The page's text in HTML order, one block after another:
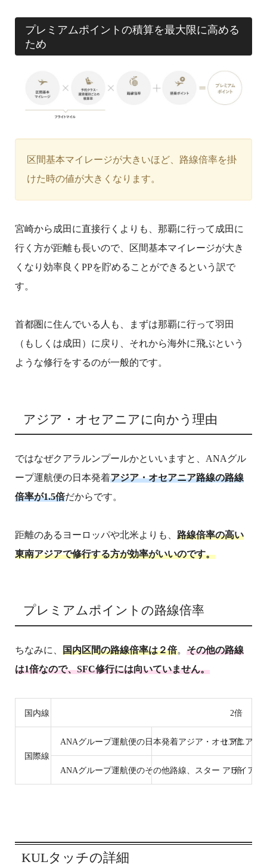
プレミアムポイントの積算を最大限に高める
ため
区間基本マイレージが大きいほど、路線倍率を掛
けた時の値が大きくなります。
宮崎から成田に直接行くよりも、那覇に行って成田に
行く方が距離も長いので、区間基本マイレージが大き
くなり効率良くPPを貯めることができるという訳で
す。
首都圏に住んでいる人も、まずは那覇に行って羽田
（もしくは成田）に戻り、それから海外に飛ぶという
ような修行をするのが一般的です。
アジア・オセアニアに向かう理由
ではなぜクアラルンプールかといいますと、ANAグル
ープ運航便の日本発着アジア・オセアニア路線の路線
倍率が1.5倍だからです。
距離のあるヨーロッパや北米よりも、 路線倍率の高い
東南アジアで修行する方が効率がいいのです。
プレミアムポイントの路線倍率
ちなみに、 国内区間の路線倍率は２倍。 その他の路線
は1倍なので、SFC修行には向いていません。
国内線 2倍
国際線
ANAグループ運航便の日本発着アジア・オセアニア路
1.5倍
ANAグループ運航便のその他路線、スター アライア
1倍
KULタッチの詳細